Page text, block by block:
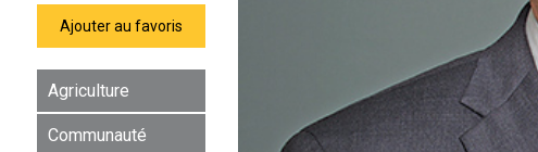
Ajouter au favoris
Agriculture
Communauté